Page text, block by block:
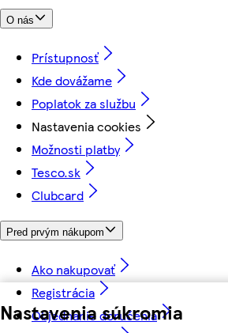
Nastavenia súkromia
O nás
Prístupnosť
Kde dovážame
Poplatok za službu
Nastavenia cookies
Možnosti platby
Tesco.sk
Clubcard
Pred prvým nákupom
Ako nakupovať
Registrácia
Objednanie doručenia